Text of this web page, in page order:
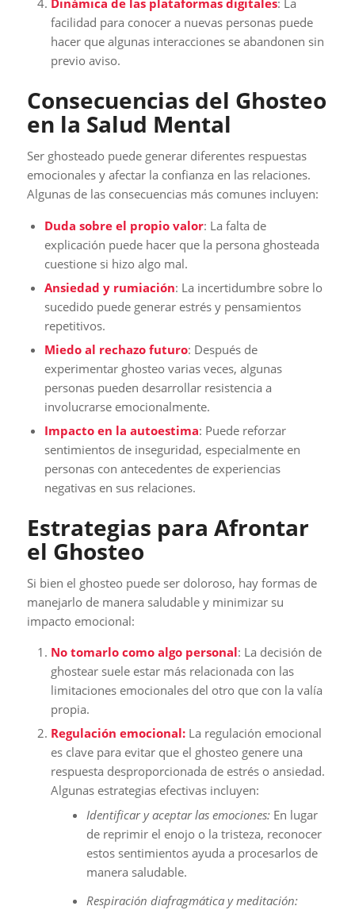
Dinámica de las plataformas digitales: La
facilidad para conocer a nuevas personas puede
hacer que algunas interacciones se abandonen sin
previo aviso.
Consecuencias del Ghosteo
en la Salud Mental
Ser ghosteado puede generar diferentes respuestas
emocionales y afectar la confianza en las relaciones.
Algunas de las consecuencias más comunes incluyen:
Duda sobre el propio valor: La falta de
explicación puede hacer que la persona ghosteada
cuestione si hizo algo mal.
Ansiedad y rumiación: La incertidumbre sobre lo
sucedido puede generar estrés y pensamientos
repetitivos.
Miedo al rechazo futuro: Después de
experimentar ghosteo varias veces, algunas
personas pueden desarrollar resistencia a
involucrarse emocionalmente.
Impacto en la autoestima: Puede reforzar
sentimientos de inseguridad, especialmente en
personas con antecedentes de experiencias
negativas en sus relaciones.
Estrategias para Afrontar
el Ghosteo
Si bien el ghosteo puede ser doloroso, hay formas de
manejarlo de manera saludable y minimizar su
impacto emocional:
No tomarlo como algo personal: La decisión de
ghostear suele estar más relacionada con las
limitaciones emocionales del otro que con la valía
propia.
Regulación emocional:La regulación emocional
es clave para evitar que el ghosteo genere una
respuesta desproporcionada de estrés o ansiedad.
Algunas estrategias efectivas incluyen:
Identificar y aceptar las emociones:En lugar
de reprimir el enojo o la tristeza, reconocer
estos sentimientos ayuda a procesarlos de
manera saludable.
Respiración diafragmática y meditación: